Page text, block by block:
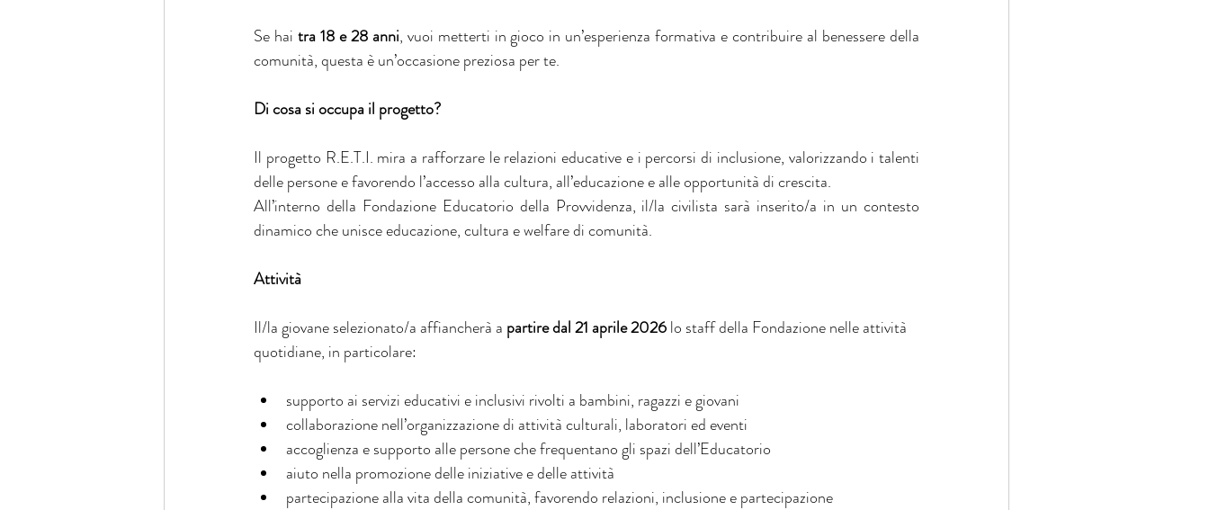
Se hai tra 18 e 28 anni, vuoi metterti in gioco in un’esperienza formativa e contribuire al benessere della
comunità, questa è un’occasione preziosa per te.
Di cosa si occupa il progetto?
Il progetto R.E.T.I. mira a rafforzare le relazioni educative e i percorsi di inclusione, valorizzando i talenti
delle persone e favorendo l’accesso alla cultura, all’educazione e alle opportunità di crescita.
All’interno della Fondazione Educatorio della Provvidenza, il/la civilista sarà inserito/a in un contesto
dinamico che unisce educazione, cultura e welfare di comunità.
Attività
Il/la giovane selezionato/a affiancherà a partire dal 21 aprile 2026 lo staff della Fondazione nelle attività
quotidiane, in particolare:
supporto ai servizi educativi e inclusivi rivolti a bambini, ragazzi e giovani
collaborazione nell’organizzazione di attività culturali, laboratori ed eventi
accoglienza e supporto alle persone che frequentano gli spazi dell’Educatorio
aiuto nella promozione delle iniziative e delle attività
partecipazione alla vita della comunità, favorendo relazioni, inclusione e partecipazione